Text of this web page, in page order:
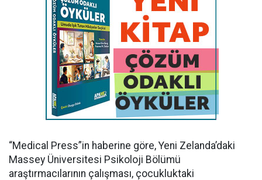
“Medical Press”in haberine göre, Yeni Zelanda’daki
Massey Üniversitesi Psikoloji Bölümü
araştırmacılarının çalışması, çocukluktaki